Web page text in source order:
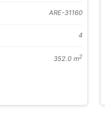
ARE-31160
4
352.0 m2